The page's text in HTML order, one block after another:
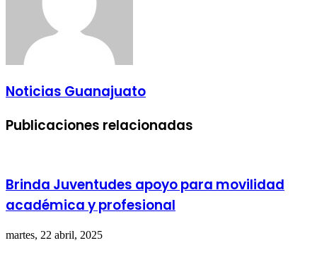
Noticias Guanajuato
Publicaciones relacionadas
Brinda Juventudes apoyo para movilidad
académica y profesional
martes, 22 abril, 2025